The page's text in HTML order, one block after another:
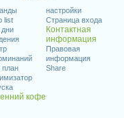
list
кофе
настройки
Страница входа
Контактная
информация
Правовая
информация
Share